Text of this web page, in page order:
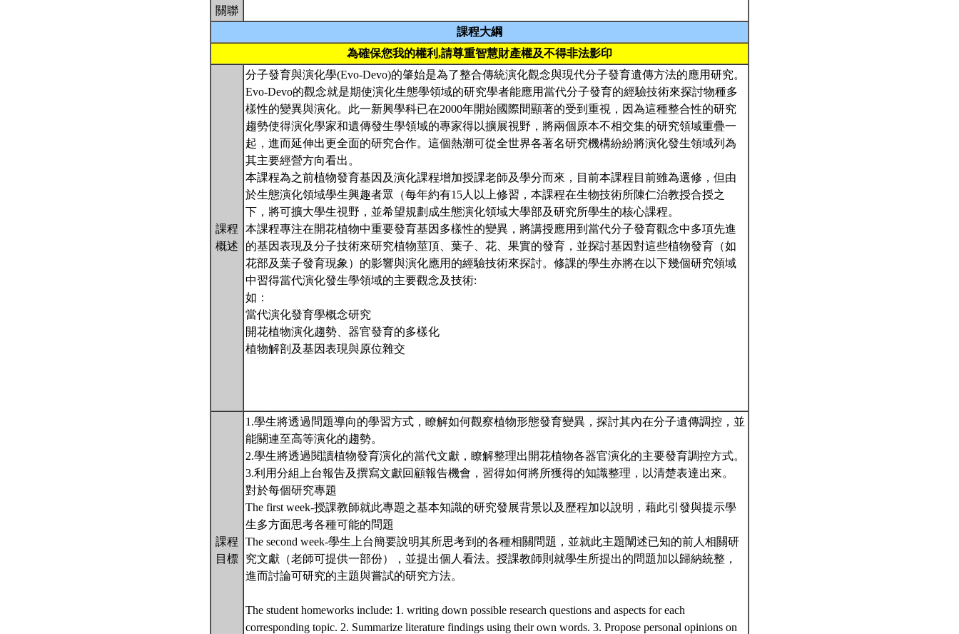
關聯
課程大綱
為確保您我的權利,請尊重智慧財產權及不得非法影印
課程
概述
分子發育與演化學(Evo-Devo)的肇始是為了整合傳統演化觀念與現代分子發育遺傳方法的應用研究。
Evo-Devo的觀念就是期使演化生態學領域的研究學者能應用當代分子發育的經驗技術來探討物種多
樣性的變異與演化。此一新興學科已在2000年開始國際間顯著的受到重視，因為這種整合性的研究
趨勢使得演化學家和遺傳發生學領域的專家得以擴展視野，將兩個原本不相交集的研究領域重疊一
起，進而延伸出更全面的研究合作。這個熱潮可從全世界各著名研究機構紛紛將演化發生領域列為
其主要經營方向看出。
本課程為之前植物發育基因及演化課程增加授課老師及學分而來，目前本課程目前雖為選修，但由
於生態演化領域學生興趣者眾（每年約有15人以上修習，本課程在生物技術所陳仁治教授合授之
下，將可擴大學生視野，並希望規劃成生態演化領域大學部及研究所學生的核心課程。
本課程專注在開花植物中重要發育基因多樣性的變異，將講授應用到當代分子發育觀念中多項先進
的基因表現及分子技術來研究植物莖頂、葉子、花、果實的發育，並探討基因對這些植物發育（如
花部及葉子發育現象）的影響與演化應用的經驗技術來探討。修課的學生亦將在以下幾個研究領域
中習得當代演化發生學領域的主要觀念及技術:
如：
當代演化發育學概念研究
開花植物演化趨勢、器官發育的多樣化
植物解剖及基因表現與原位雜交
課程
目標
1.學生將透過問題導向的學習方式，瞭解如何觀察植物形態發育變異，探討其內在分子遺傳調控，並
能關連至高等演化的趨勢。
2.學生將透過閱讀植物發育演化的當代文獻，瞭解整理出開花植物各器官演化的主要發育調控方式。
3.利用分組上台報告及撰寫文獻回顧報告機會，習得如何將所獲得的知識整理，以清楚表達出來。
對於每個研究專題
The first week-授課教師就此專題之基本知識的研究發展背景以及歷程加以說明，藉此引發與提示學
生多方面思考各種可能的問題
The second week-學生上台簡要說明其所思考到的各種相關問題，並就此主題闡述已知的前人相關研
究文獻（老師可提供一部份），並提出個人看法。授課教師則就學生所提出的問題加以歸納統整，
進而討論可研究的主題與嘗試的研究方法。
The student homeworks include: 1. writing down possible research questions and aspects for each
corresponding topic. 2. Summarize literature findings using their own words. 3. Propose personal opinions on